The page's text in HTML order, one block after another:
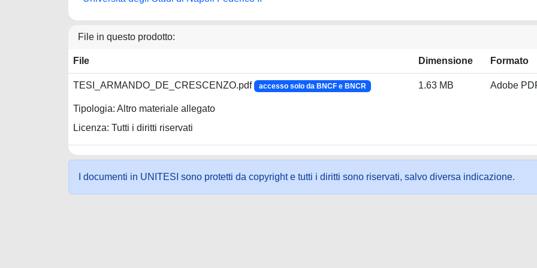
File in questo prodotto:
File Dimensione Formato
TESI_ARMANDO_DE_CRESCENZO.pdf accesso solo da BNCF e BNCR
Tipologia: Altro materiale allegato
Licenza: Tutti i diritti riservati
1.63 MB Adobe
I documenti in UNITESI sono protetti da copyright e tutti i diritti sono riservati, salvo diversa indicazione.